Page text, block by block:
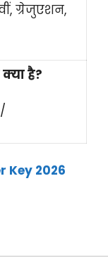
ग्रेजुएशन,
है?
Key 2026